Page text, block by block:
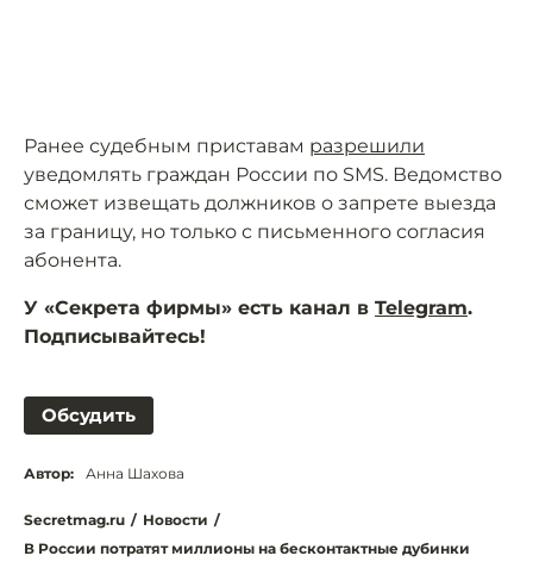
Ранее судебным приставам разрешили
уведомлять граждан России по SMS. Ведомство
сможет извещать должников о запрете выезда
за границу, но только с письменного согласия
абонента.
У «Секрета фирмы» есть канал в Telegram.
Подписывайтесь!
Обсудить
Автор: Анна Шахова
Secretmag.ru / Новости /
В России потратят миллионы на бесконтактные дубинки